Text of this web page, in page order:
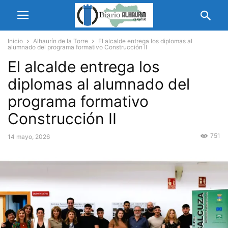
Inicio Alhaurín de la Torre
El alcalde entrega los diplomas al
alumnado del programa formativo Construcción II
El alcalde entrega los
diplomas al alumnado del
programa formativo
Construcción II
14 mayo, 2026 751